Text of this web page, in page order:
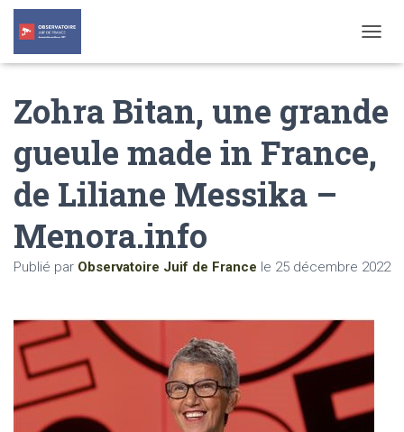
O
L
A
I
Zohra Bitan, une grande
gueule made in France,
de Liliane Messika –
Menora.info
Publié par Observatoire Juif de France le 25 décembre 2022